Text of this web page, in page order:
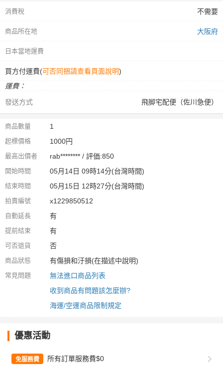
消費稅 不需要
商品所在地 大阪府
日本當地運費
買方付運費(可否同捆請查看頁面說明)
運費：
發送方式
飛脚宅配便（佐川急便）
商品數量 1
起標價格 1000円
最高出價者 rab******** / 評価:850
開始時間 05月14日 09時14分(台灣時間)
結束時間 05月15日 12時27分(台灣時間)
拍賣編號 x1229850512
自動延長 有
提前結束 有
可否退貨 否
商品狀態 有傷損和汙損(在描述中說明)
常見問題
無法進口商品列表
收到商品有問題該怎麼辦?
海運/空運商品限制規定
優惠活動
免服務費 所有訂單服務費$0